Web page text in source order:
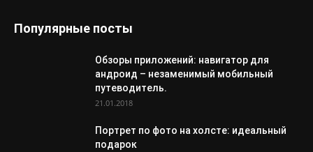
Популярные посты
Обзоры приложений: навигатор для
андроид – незаменимый мобильный
путеводитель.
21.01.2018
Портрет по фото на холсте: идеальный
подарок